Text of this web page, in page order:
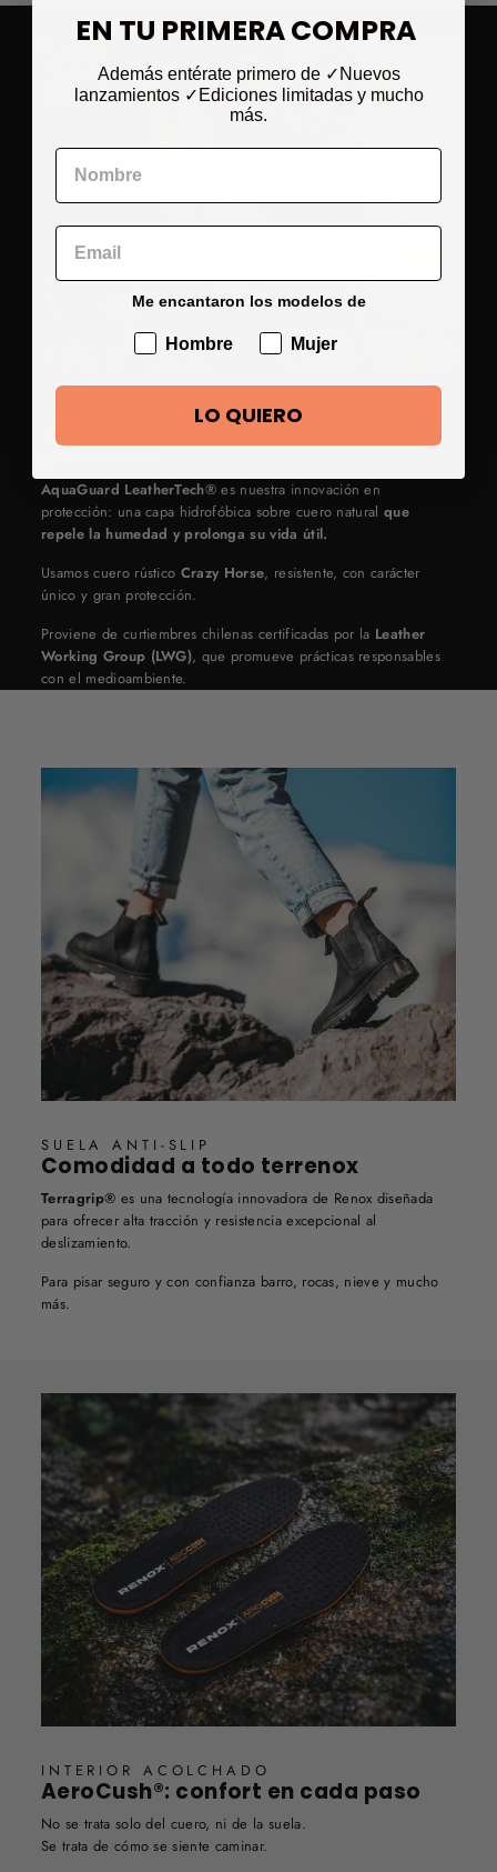
PROTECCIÓN Y DURABILIDAD
Cuero impermeable mantiene tus
AquaGuard LeatherTech® es nuestra innovación en
protección: una capa hidrofóbica sobre cuero naturalque
repele la humedad y prolonga su vida útil.
Usamos cuero rústico Crazy Horse, resistente, con carácter
único y gran protección.
Proviene de curtiembres chilenas certificadas por la Leather
Working Group (LWG), que promueve prácticas responsables
con el medioambiente.
SUELA ANTI-SLIP
Comodidad a todo terrenox
Terragrip® es una tecnología innovadora de Renox diseñada
para ofrecer alta tracción y resistencia excepcional al
deslizamiento.
Para pisar seguro y con confianza barro, rocas, nieve y mucho
más.
INTERIOR ACOLCHADO
AeroCush®: confort en cada paso
No se trata solo del cuero, ni de la suela.
Se trata de cómo se siente caminar.
EN TU PRIMERA COMPRA
Además entérate primero de ✓Nuevos
lanzamientos ✓Ediciones limitadas y mucho
más.
Me encantaron los modelos de
Hombre Mujer
LO QUIERO